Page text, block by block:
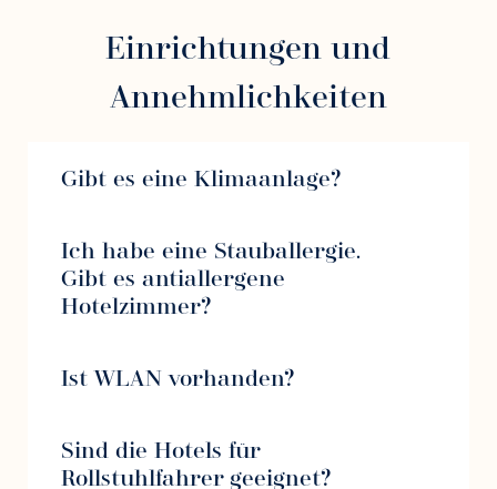
Einrichtungen und
Annehmlichkeiten
Gibt es eine Klimaanlage?
Ich habe eine Stauballergie.
Gibt es antiallergene
Hotelzimmer?
Ist WLAN vorhanden?
Sind die Hotels für
Rollstuhlfahrer geeignet?